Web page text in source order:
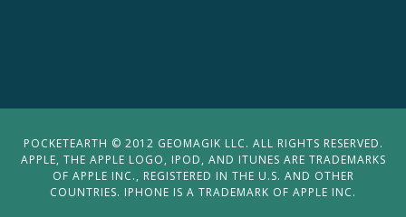
POCKETEARTH © 2012 GEOMAGIK LLC. ALL RIGHTS RESERVED.
APPLE, THE APPLE LOGO, IPOD, AND ITUNES ARE TRADEMARKS
OF APPLE INC., REGISTERED IN THE U.S. AND OTHER
COUNTRIES. IPHONE IS A TRADEMARK OF APPLE INC.